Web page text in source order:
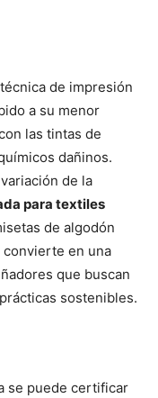
de impresión
a su menor
las tintas de
dañinos.
de la
para textiles
de algodón
convierte en una
que buscan
sostenibles.
se puede certificar